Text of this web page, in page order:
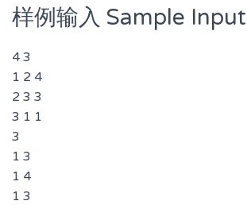
样例输入 Sample Input
4 3
1 2 4
2 3 3
3 1 1
3
1 3
1 4
1 3